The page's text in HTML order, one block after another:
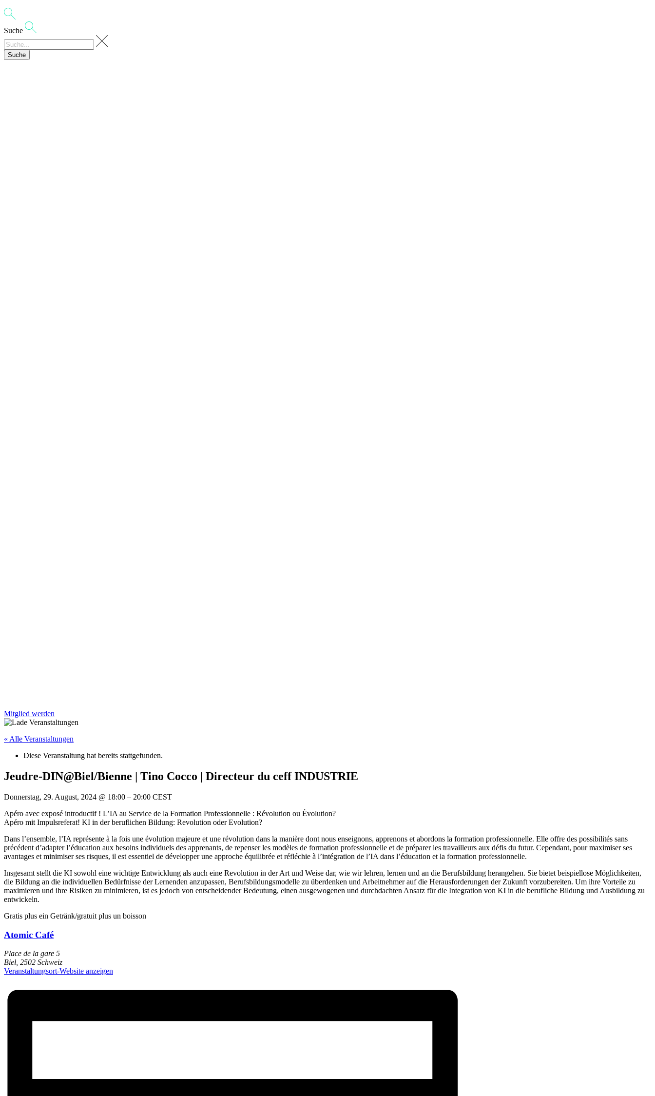
Suche
Suche
Mitglied werden
« Alle Veranstaltungen
Diese Veranstaltung hat bereits stattgefunden.
Jeudre-DIN@Biel/Bienne | Tino Cocco | Directeur du ceff INDUSTRIE
Donnerstag, 29. August, 2024 @ 18:00 – 20:00 CEST
Apéro avec exposé introductif ! L’IA au Service de la Formation Professionnelle : Révolution ou Évolution?
Apéro mit Impulsreferat! KI in der beruflichen Bildung: Revolution oder Evolution?
Dans l’ensemble, l’IA représente à la fois une évolution majeure et une révolution dans la manière dont nous enseignons, apprenons et abordons la formation professionnelle. Elle offre des possibilités sans
précédent d’adapter l’éducation aux besoins individuels des apprenants, de repenser les modèles de formation professionnelle et de préparer les travailleurs aux défis du futur. Cependant, pour maximiser ses
avantages et minimiser ses risques, il est essentiel de développer une approche équilibrée et réfléchie à l’intégration de l’IA dans l’éducation et la formation professionnelle.
Insgesamt stellt die KI sowohl eine wichtige Entwicklung als auch eine Revolution in der Art und Weise dar, wie wir lehren, lernen und an die Berufsbildung herangehen. Sie bietet beispiellose Möglichkeiten,
die Bildung an die individuellen Bedürfnisse der Lernenden anzupassen, Berufsbildungsmodelle zu überdenken und Arbeitnehmer auf die Herausforderungen der Zukunft vorzubereiten. Um ihre Vorteile zu
maximieren und ihre Risiken zu minimieren, ist es jedoch von entscheidender Bedeutung, einen ausgewogenen und durchdachten Ansatz für die Integration von KI in die berufliche Bildung und Ausbildung zu
entwickeln.
Gratis plus ein Getränk/gratuit plus un boisson
Atomic Café
Place de la gare 5
Biel 2502 Schweiz
Veranstaltungsort-Website anzeigen